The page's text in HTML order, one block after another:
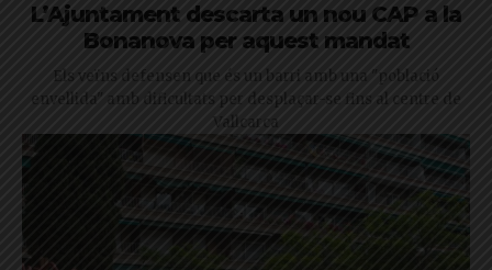
L’Ajuntament descarta un nou CAP a la
Bonanova per aquest mandat
Els veïns defensen que és un barri amb una "població
envellida" amb dificultats per desplaçar-se fins al centre de
Vallcarca